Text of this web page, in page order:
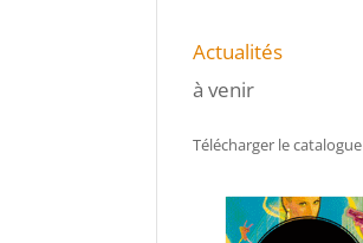
Actualités
à venir
Télécharger le catalogue